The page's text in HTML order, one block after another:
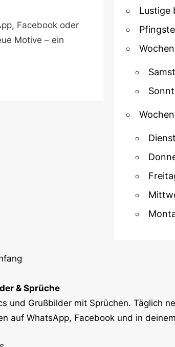
Facebook oder
Motive – ein
Lustige
& Sprüche
und Grußbilder mit Sprüchen. Täglich
auf WhatsApp, Facebook und in